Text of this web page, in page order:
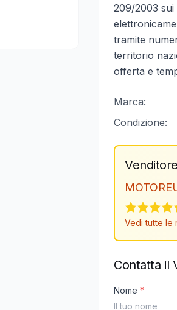
209/2003 sui
tramite
territorio
offerta e
Marca:
Condizione:
Venditore
Vedi tutte le
Contatta il
Nome *